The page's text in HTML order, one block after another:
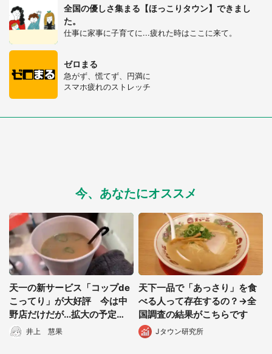
全国の優しさ集まる【ほっこりタウン】できまし
た。
仕事に家事に子育てに...疲れた時はここに来て。
ゼロまる
急がず、慌てず、円満に
スマホ疲れのストレッチ
今、あなたにオススメ
天一の新サービス「コップde
こってり」が大好評 今は中
野店だけだが...拡大の予定
は？運営会社に聞いた
井上 慧果
天下一品で「あっさり」を食
べる人って存在するの？→全
国調査の結果がこちらです
Jタウン研究所